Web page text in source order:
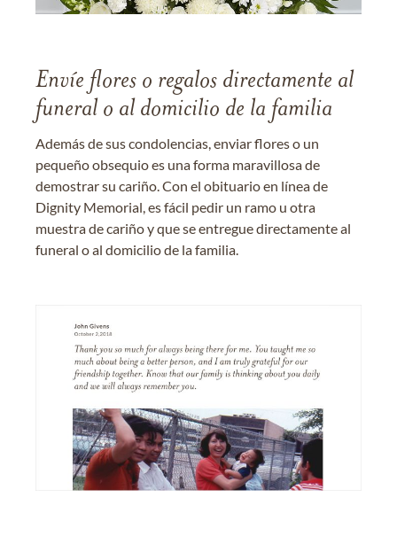
Envíe flores o regalos directamente al
funeral o al domicilio de la familia
Además de sus condolencias, enviar flores o un
pequeño obsequio es una forma maravillosa de
demostrar su cariño. Con el obituario en línea de
Dignity Memorial, es fácil pedir un ramo u otra
muestra de cariño y que se entregue directamente al
funeral o al domicilio de la familia.